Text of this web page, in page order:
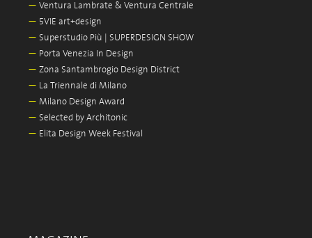
— Ventura Lambrate & Ventura Centrale
— 5VIE art+design
— Superstudio Più | SUPERDESIGN SHOW
— Porta Venezia In Design
— Zona Santambrogio Design District
— La Triennale di Milano
— Milano Design Award
— Selected by Architonic
— Elita Design Week Festival